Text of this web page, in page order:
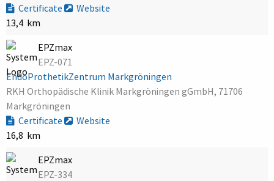
Certificate
Website
13,4 km
EPZmax
EPZ-071
EndoProthetikZentrum Markgröningen
RKH Orthopädische Klinik Markgröningen gGmbH, 71706
Markgröningen
Certificate
Website
16,8 km
EPZmax
EPZ-334